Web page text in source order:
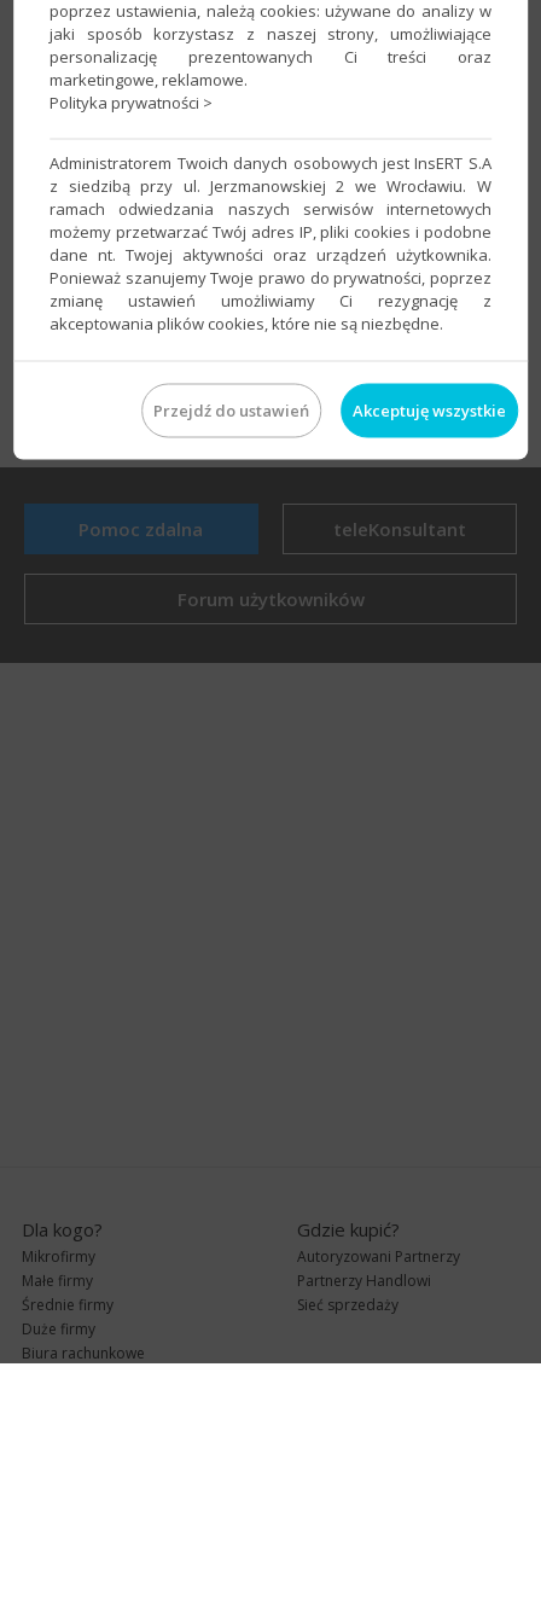
Treści umów pracowniczych,
Umowy pracownicze wraz z parametrami,
​Listy płac,
Listy rachunków,
Wypłaty,
Rachunki do umów.
Czy artykuł był pomocny? TAK NIE
drukuj
Wróć do wyszukiwarki
Pomoc zdalna teleKonsultant
Forum użytkowników
Dla kogo?
Mikrofirmy
Małe firmy
Średnie firmy
Duże firmy
Biura rachunkowe
Gdzie kupić?
Autoryzowani Partnerzy
Partnerzy Handlowi
Sieć sprzedaży
poprzez ustawienia, należą cookies: używane do analizy w
jaki sposób korzystasz z naszej strony, umożliwiające
personalizację prezentowanych Ci treści oraz
marketingowe, reklamowe.
Polityka prywatności >
Administratorem Twoich danych osobowych jest InsERT S.A
z siedzibą przy ul. Jerzmanowskiej 2 we Wrocławiu. W
ramach odwiedzania naszych serwisów internetowych
możemy przetwarzać Twój adres IP, pliki cookies i podobne
dane nt. Twojej aktywności oraz urządzeń użytkownika.
Ponieważ szanujemy Twoje prawo do prywatności, poprzez
zmianę ustawień umożliwiamy Ci rezygnację z
akceptowania plików cookies, które nie są niezbędne.
Przejdź do ustawień Akceptuję wszystkie